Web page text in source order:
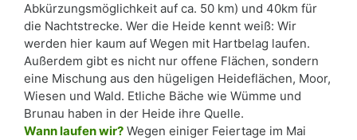
Abkürzungsmöglichkeit auf ca. 50 km) und 40km für
die Nachtstrecke. Wer die Heide kennt weiß: Wir
werden hier kaum auf Wegen mit Hartbelag laufen.
Außerdem gibt es nicht nur offene Flächen, sondern
eine Mischung aus den hügeligen Heideflächen, Moor,
Wiesen und Wald. Etliche Bäche wie Wümme und
Brunau haben in der Heide ihre Quelle.
Wann laufen wir? Wegen einiger Feiertage im Mai